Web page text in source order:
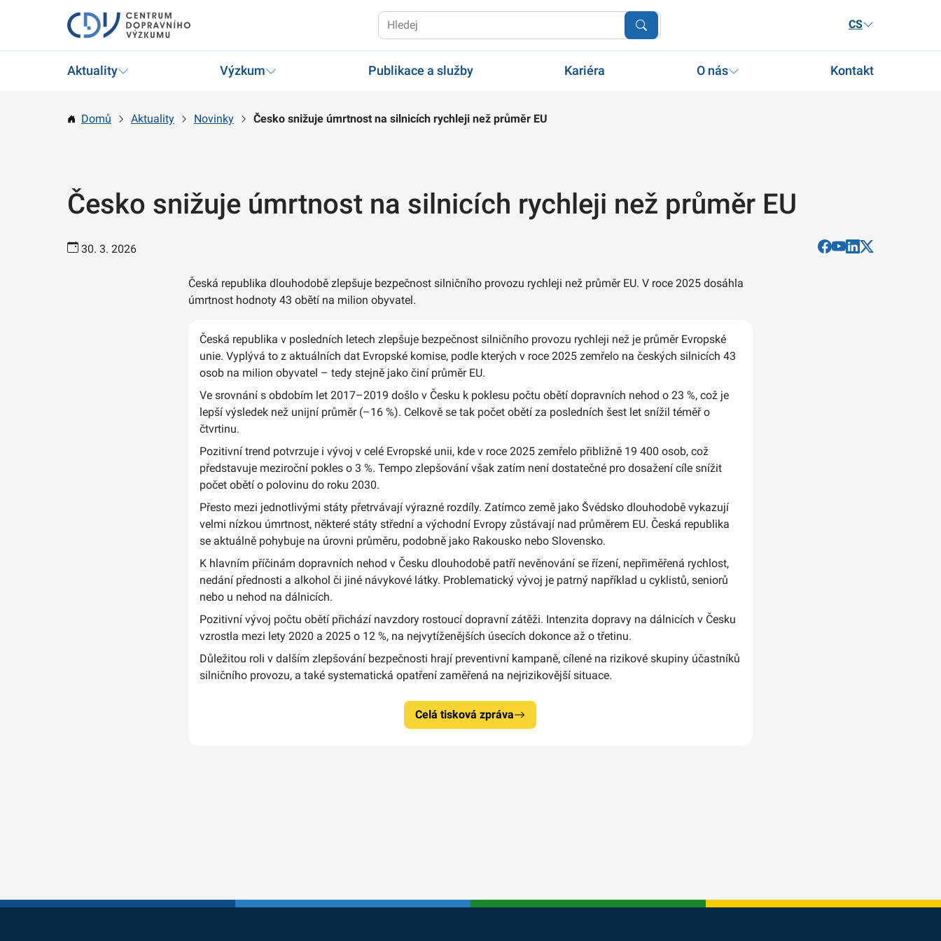
CS
Aktuality Výzkum Publikace a služby Kariéra O nás Kontakt
Domů Aktuality Novinky Česko snižuje úmrtnost na silnicích rychleji než průměr EU
Česko snižuje úmrtnost na silnicích rychleji než průměr EU
30. 3. 2026
Česká republika dlouhodobě zlepšuje bezpečnost silničního provozu rychleji než průměr EU. V roce 2025 dosáhla
úmrtnost hodnoty 43 obětí na milion obyvatel.
Česká republika v posledních letech zlepšuje bezpečnost silničního provozu rychleji než je průměr Evropské
unie. Vyplývá to z aktuálních dat Evropské komise, podle kterých v roce 2025 zemřelo na českých silnicích 43
osob na milion obyvatel – tedy stejně jako činí průměr EU.
Ve srovnání s obdobím let 2017–2019 došlo v Česku k poklesu počtu obětí dopravních nehod o 23 %, což je
lepší výsledek než unijní průměr (–16 %). Celkově se tak počet obětí za posledních šest let snížil téměř o
čtvrtinu.
Pozitivní trend potvrzuje i vývoj v celé Evropské unii, kde v roce 2025 zemřelo přibližně 19 400 osob, což
představuje meziroční pokles o 3 %. Tempo zlepšování však zatím není dostatečné pro dosažení cíle snížit
počet obětí o polovinu do roku 2030.
Přesto mezi jednotlivými státy přetrvávají výrazné rozdíly. Zatímco země jako Švédsko dlouhodobě vykazují
velmi nízkou úmrtnost, některé státy střední a východní Evropy zůstávají nad průměrem EU. Česká republika
se aktuálně pohybuje na úrovni průměru, podobně jako Rakousko nebo Slovensko.
K hlavním příčinám dopravních nehod v Česku dlouhodobě patří nevěnování se řízení, nepřiměřená rychlost,
nedání přednosti a alkohol či jiné návykové látky. Problematický vývoj je patrný například u cyklistů, seniorů
nebo u nehod na dálnicích.
Pozitivní vývoj počtu obětí přichází navzdory rostoucí dopravní zátěži. Intenzita dopravy na dálnicích v Česku
vzrostla mezi lety 2020 a 2025 o 12 %, na nejvytíženějších úsecích dokonce až o třetinu.
Důležitou roli v dalším zlepšování bezpečnosti hrají preventivní kampaně, cílené na rizikové skupiny účastníků
silničního provozu, a také systematická opatření zaměřená na nejrizikovější situace.
Celá tisková zpráva